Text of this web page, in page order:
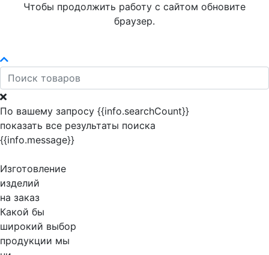
Чтобы продолжить работу с сайтом обновите
браузер.
По вашему запросу {{info.searchCount}}
показать все результаты поиска
{{info.message}}
Изготовление
изделий
на заказ
Какой бы
широкий выбор
продукции мы